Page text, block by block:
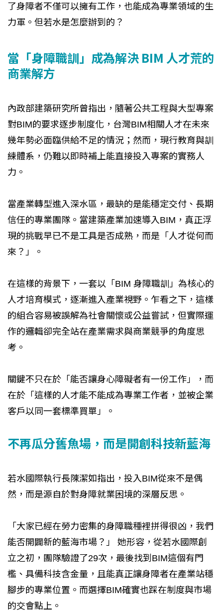
了身障者不僅可以擁有工作，也能成為專業領域的生
力軍。但若水是怎麼辦到的？
當「身障職訓」成為解決 BIM 人才荒的
商業解方
內政部建築研究所曾指出，隨著公共工程與大型專案
對BIM的要求逐步制度化，台灣BIM相關人才在未來
幾年勢必面臨供給不足的情況；然而，現行教育與訓
練體系，仍難以即時補上能直接投入專案的實務人
力。
當產業轉型進入深水區，最缺的是能穩定交付、長期
信任的專業團隊。當建築產業加速導入BIM，真正浮
現的挑戰早已不是工具是否成熟，而是「人才從何而
來？」。
在這樣的背景下，一套以「BIM 身障職訓」為核心的
人才培育模式，逐漸進入產業視野。乍看之下，這樣
的組合容易被誤解為社會關懷或公益嘗試，但實際運
作的邏輯卻完全站在產業需求與商業競爭的角度思
考。
關鍵不只在於「能否讓身心障礙者有一份工作」，而
在於「這樣的人才能不能成為專業工作者，並被企業
客戶以同一套標準買單」。
不再瓜分舊魚場，而是開創科技新藍海
若水國際執行長陳潔如指出，投入BIM從來不是偶
然，而是源自於對身障就業困境的深層反思。
「大家已經在勞力密集的身障職種裡拼得很凶，我們
能否開闢新的藍海市場？」 她形容，從若水國際創
立之初，團隊驗證了29次，最後找到BIM這個有門
檻、具備科技含金量，且能真正讓身障者在產業站穩
腳步的專業位置。而選擇BIM確實也踩在制度與市場
的交會點上。